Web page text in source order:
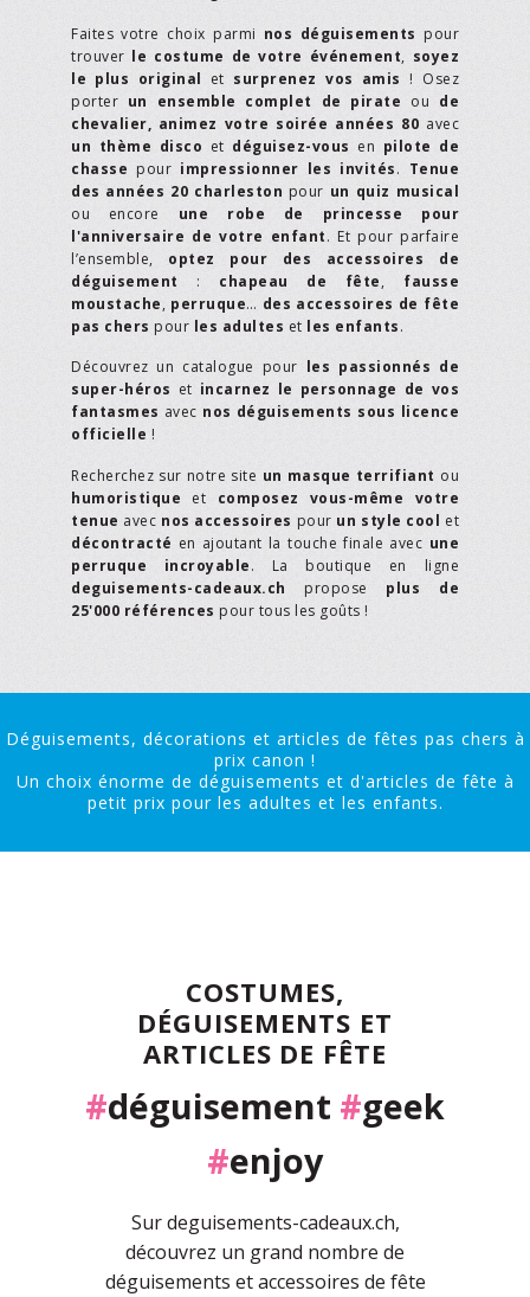
Faites votre choix parmi nos déguisements pour
trouver le costume de votre événement, soyez
le plus original et surprenez vos amis ! Osez
porter un ensemble complet de pirate ou de
chevalier, animez votre soirée années 80 avec
un thème disco et déguisez-vous en pilote de
chasse pour impressionner les invités. Tenue
des années 20 charleston pour un quiz musical
ou encore une robe de princesse pour
l'anniversaire de votre enfant. Et pour parfaire
l’ensemble, optez pour des accessoires de
déguisement : chapeau de fête, fausse
moustache, perruque… des accessoires de fête
pas chers pour les adultes et les enfants.
Découvrez un catalogue pour les passionnés de
super-héros et incarnez le personnage de vos
fantasmes avec nos déguisements sous licence
officielle !
Recherchez sur notre site un masque terrifiant ou
humoristique et composez vous-même votre
tenue avec nos accessoires pour un style cool et
décontracté en ajoutant la touche finale avec une
perruque incroyable. La boutique en ligne
deguisements-cadeaux.ch propose plus de
25'000 références pour tous les goûts !
Déguisements, décorations et articles de fêtes pas chers à
prix canon !
Un choix énorme de déguisements et d'articles de fête à
petit prix pour les adultes et les enfants.
COSTUMES,
DÉGUISEMENTS ET
ARTICLES DE FÊTE
#déguisement #geek
#enjoy
Sur deguisements-cadeaux.ch,
découvrez un grand nombre de
déguisements et accessoires de fête